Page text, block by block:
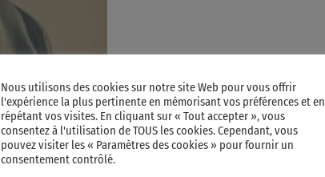
Nous utilisons des cookies sur notre site Web pour vous offrir
l'expérience la plus pertinente en mémorisant vos préférences et en
répétant vos visites. En cliquant sur « Tout accepter », vous
consentez à l'utilisation de TOUS les cookies. Cependant, vous
pouvez visiter les « Paramètres des cookies » pour fournir un
consentement contrôlé.